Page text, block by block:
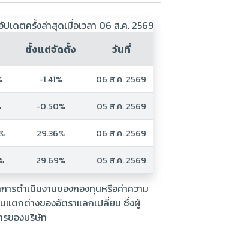
ปเดตครั้งล่าสุดเมื่อเวลา 06 ส.ค. 2569
ตั้งแต่จัดตั้ง วันที่
-1.41% 06 ส.ค. 2569
-0.50% 05 ส.ค. 2569
29.36% 06 ส.ค. 2569
29.69% 05 ส.ค. 2569
รดำเนินงานของกองทุนหรือค่าความ
แตกต่างของอัตราแลกเปลี่ยน ซึ่งผู้
รของบริษัท